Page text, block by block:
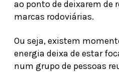
ao ponto de deixarem de
marcas rodoviárias.
Ou seja, existem
energia deixa de estar
num grupo de pessoas